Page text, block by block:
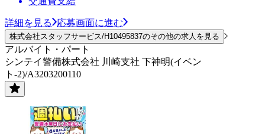
詳細を見る 応募画面に進む
株式会社スタッフサービス/H10495837のその他の求人を見る
アルバイト・パート
シンテイ警備株式会社 川崎支社 下神明(イベン
ト-2)/A3203200110